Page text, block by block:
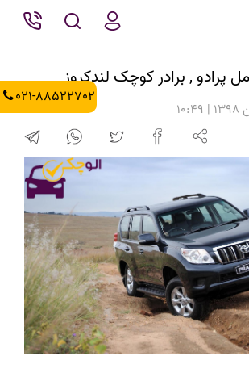
021-88522702
پرادو , برادر کوچک لندکروز